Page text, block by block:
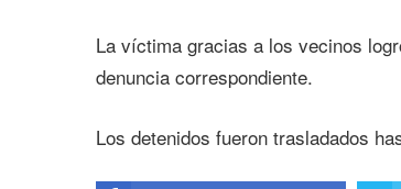
La víctima gracias a los vecinos
denuncia correspondiente.
Los detenidos fueron trasladados